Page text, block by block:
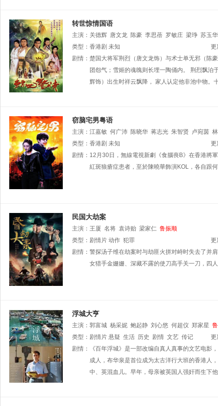
转世惊情国语
主演： 关德辉 唐文龙 陈豪 李思蓓 罗敏庄 梁琤 苏玉华
振顺 陈玟希 杨嘉诺 曾慧
类型： 香港剧 未知
更
剧情： 楚国大将军荆烈（唐文龙饰）与术士单无邪（陈
团怨气；雪姬的魂魄则长埋一陶俑内。 荆烈飘
辉饰）出生时祥云飘降， 家人认定他非池中物
窃脑宅男粤语
主演： 江嘉敏 何广沛 陈晓华 蒋志光 朱智贤 卢宛茵
詠謙
类型： 香港剧 未知
更
剧情： 12月30日，無線電視新劇《食腦喪B》在香港將
紅斑狼瘡症患者，至於陳曉華飾演KOL，各自跟
民国大劫案
主演： 王厦 名将 袁诗贻 梁家仁 鲁振顺
类型： 剧情片 动作 犯罪
更
剧情： 警探汤子维在劫案时与劫匪火拼对峙时失去了并
女猎手金姗姗、深藏不露的使刀高手关一刀，四
浮城大亨
主演： 郭富城 杨采妮 鲍起静 刘心悠 何超仪 郑家星
类型： 剧情片 悬疑 生活 历史 剧情 文艺 传记
更
剧情：
《百年浮城》是一部改编自真人真事的文艺电
成人，布华泉是首位成为太古洋行大班的香港人
中、英混血儿。早年，母亲被英国人强奸而生下